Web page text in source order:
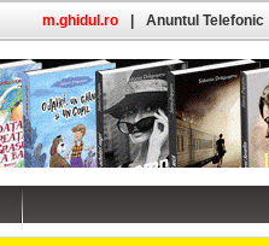
m.ghidul.ro Anuntul Telefonic